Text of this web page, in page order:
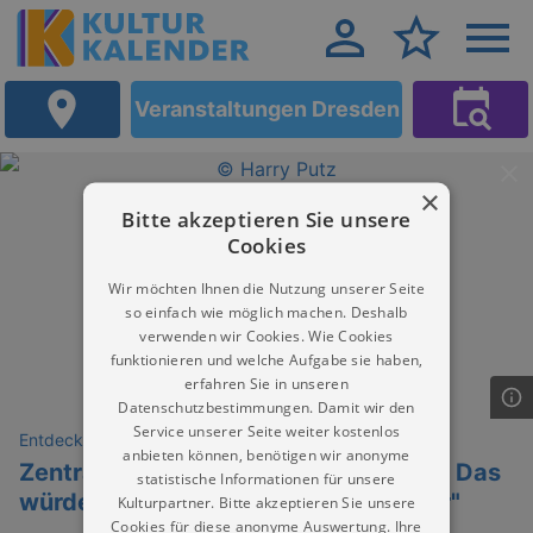
Veranstaltungen Dresden
Entdeckungen
Zentralbibliothek: "Requiem in Weiß - Das
würdelose Sterben unserer Gletscher"
×
Bitte akzeptieren Sie unsere
Cookies
Wir möchten Ihnen die Nutzung unserer Seite
so einfach wie möglich machen. Deshalb
verwenden wir Cookies. Wie Cookies
funktionieren und welche Aufgabe sie haben,
erfahren Sie in unseren
Datenschutzbestimmungen. Damit wir den
Service unserer Seite weiter kostenlos
anbieten können, benötigen wir anonyme
statistische Informationen für unsere
Kulturpartner. Bitte akzeptieren Sie unsere
Cookies für diese anonyme Auswertung. Ihre